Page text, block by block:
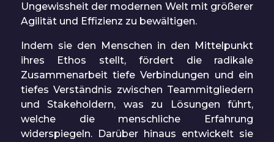
Ungewissheit der modernen Welt mit größerer
Agilität und Effizienz zu bewältigen.
Indem sie den Menschen in den Mittelpunkt
ihres Ethos stellt, fördert die radikale
Zusammenarbeit tiefe Verbindungen und ein
tiefes Verständnis zwischen Teammitgliedern
und Stakeholdern, was zu Lösungen führt,
welche die menschliche Erfahrung
widerspiegeln. Darüber hinaus entwickelt sie